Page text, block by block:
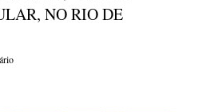
NO RIO DE